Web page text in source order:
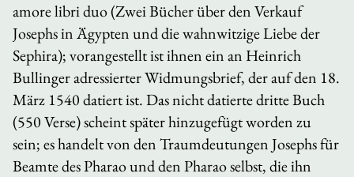
amore libri duo(Zwei Bücher über den Verkauf
Josephs in Ägypten und die wahnwitzige Liebe der
Sephira); vorangestellt ist ihnen ein an Heinrich
Bullinger adressierter Widmungsbrief, der auf den 18.
März 1540 datiert ist. Das nicht datierte dritte Buch
(550 Verse) scheint später hinzugefügt worden zu
sein; es handelt von den Traumdeutungen Josephs für
Beamte des Pharao und den Pharao selbst, die ihn